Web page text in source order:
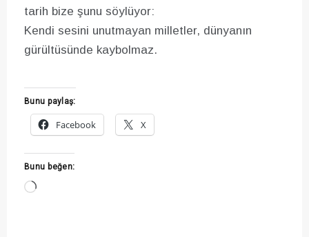
tarih bize şunu söylüyor:
Kendi sesini unutmayan milletler, dünyanın
gürültüsünde kaybolmaz.
Bunu paylaş:
Facebook
X
Bunu beğen:
Yükleniyor...